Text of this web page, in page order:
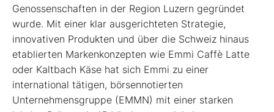
Genossenschaften in der Region Luzern gegründet
wurde. Mit einer klar ausgerichteten Strategie,
innovativen Produkten und über die Schweiz hinaus
etablierten Markenkonzepten wie Emmi Caffè Latte
oder Kaltbach Käse hat sich Emmi zu einer
international tätigen, börsennotierten
Unternehmensgruppe (EMMN) mit einer starken